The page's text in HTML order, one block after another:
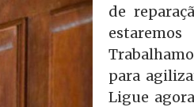
de
para
Ligue